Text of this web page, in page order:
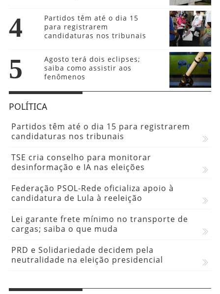
4
Partidos têm até o dia 15
para registrarem
candidaturas nos tribunais
5
Agosto terá dois eclipses;
saiba como assistir aos
fenômenos
POLÍTICA
Partidos têm até o dia 15 para registrarem
candidaturas nos tribunais
TSE cria conselho para monitorar
desinformação e IA nas eleições
Federação PSOL-Rede oficializa apoio à
candidatura de Lula à reeleição
Lei garante frete mínimo no transporte de
cargas; saiba o que muda
PRD e Solidariedade decidem pela
neutralidade na eleição presidencial